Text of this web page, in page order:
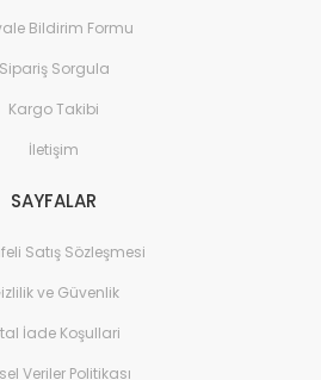
Bildirim Formu
Sipariş Sorgula
Kargo Takibi
İletişim
SAYFALAR
Satış Sözleşmesi
ve Güvenlik
İade Koşullari
Veriler Politikası